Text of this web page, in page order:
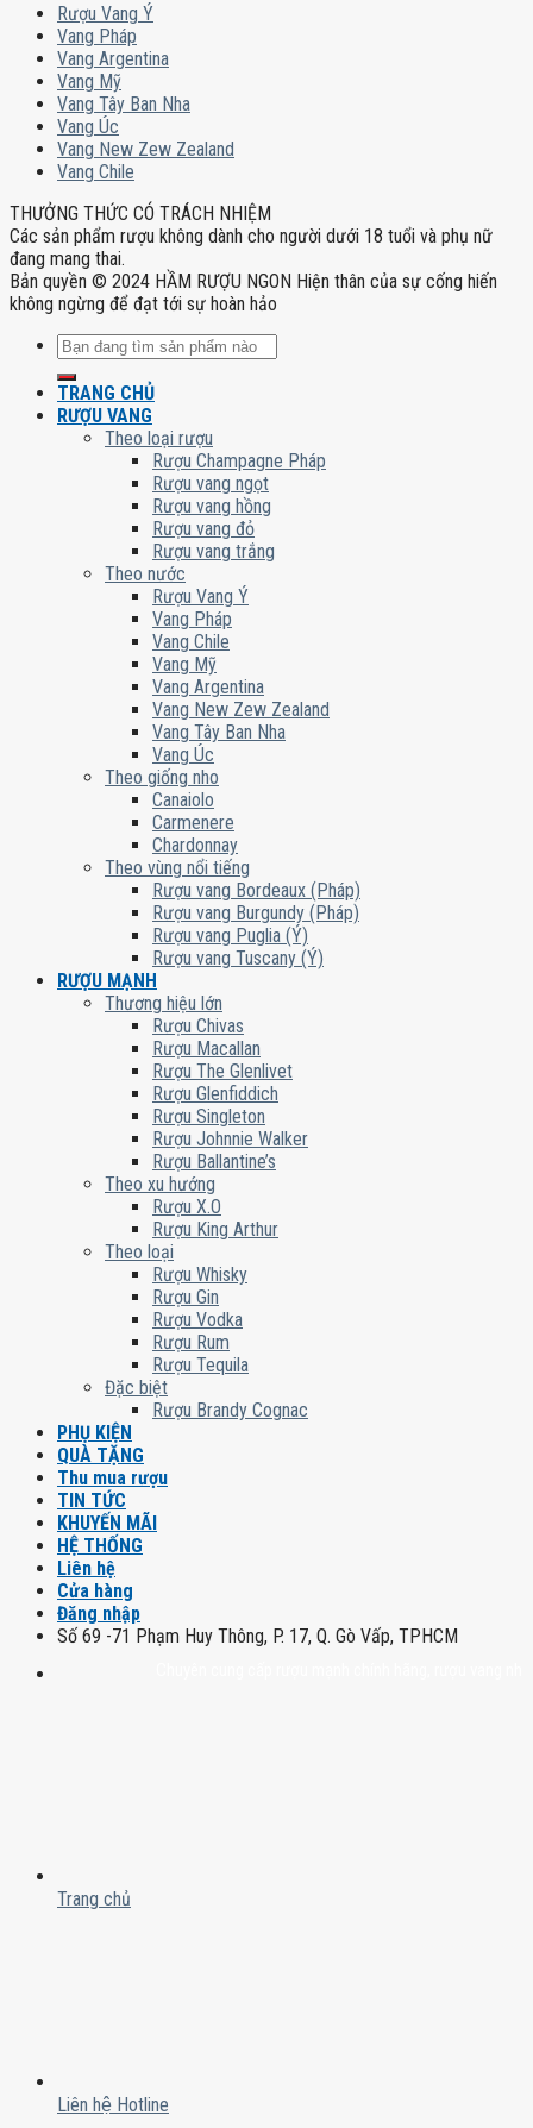
Rượu Vang Ý
Vang Pháp
Vang Argentina
Vang Mỹ
Vang Tây Ban Nha
Vang Úc
Vang New Zew Zealand
Vang Chile
THƯỞNG THỨC CÓ TRÁCH NHIỆM
Các sản phẩm rượu không dành cho người dưới 18 tuổi và phụ nữ
đang mang thai.
Bản quyền © 2024 HẦM RƯỢU NGON Hiện thân của sự cống hiến
không ngừng để đạt tới sự hoàn hảo
Tìm
kiếm:
TRANG CHỦ
RƯỢU VANG
Theo loại rượu
Rượu Champagne Pháp
Rượu vang ngọt
Rượu vang hồng
Rượu vang đỏ
Rượu vang trắng
Theo nước
Rượu Vang Ý
Vang Pháp
Vang Chile
Vang Mỹ
Vang Argentina
Vang New Zew Zealand
Vang Tây Ban Nha
Vang Úc
Theo giống nho
Canaiolo
Carmenere
Chardonnay
Theo vùng nổi tiếng
Rượu vang Bordeaux (Pháp)
Rượu vang Burgundy (Pháp)
Rượu vang Puglia (Ý)
Rượu vang Tuscany (Ý)
RƯỢU MẠNH
Thương hiệu lớn
Rượu Chivas
Rượu Macallan
Rượu The Glenlivet
Rượu Glenfiddich
Rượu Singleton
Rượu Johnnie Walker
Rượu Ballantine’s
Theo xu hướng
Rượu X.O
Rượu King Arthur
Theo loại
Rượu Whisky
Rượu Gin
Rượu Vodka
Rượu Rum
Rượu Tequila
Đặc biệt
Rượu Brandy Cognac
PHỤ KIỆN
QUÀ TẶNG
Thu mua rượu
TIN TỨC
KHUYẾN MÃI
HỆ THỐNG
Liên hệ
Cửa hàng
Đăng nhập
Số 69 -71 Phạm Huy Thông, P. 17, Q. Gò Vấp, TPHCM
Trang chủ
Liên hệ Hotline